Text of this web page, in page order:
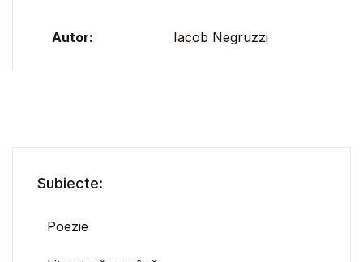
Autor: Iacob Negruzzi
Subiecte:
Poezie